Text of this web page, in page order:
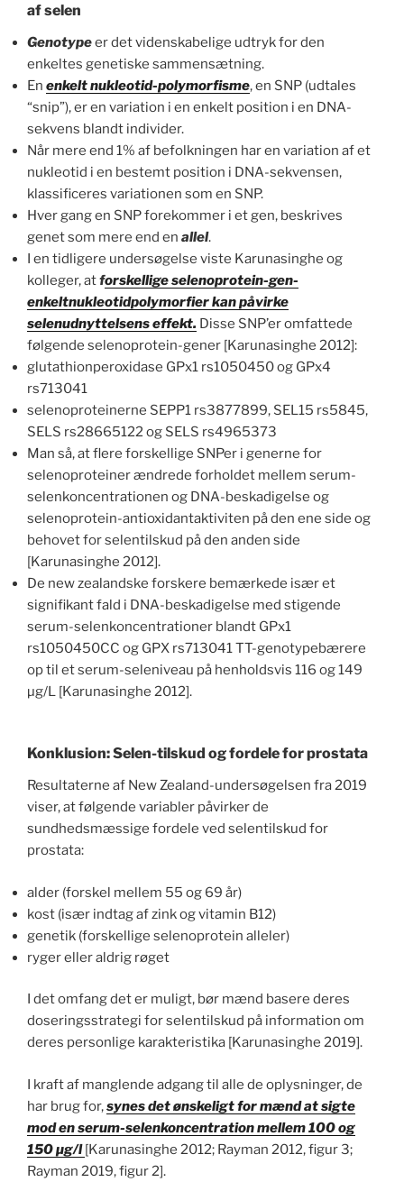
af selen
Genotypeer det videnskabelige udtryk for den
enkeltes genetiske sammensætning.
En enkelt nukleotid-polymorfisme, en SNP (udtales
“snip”), er en variation i en enkelt position i en DNA-
sekvens blandt individer.
Når mere end 1% af befolkningen har en variation af et
nukleotid i en bestemt position i DNA-sekvensen,
klassificeres variationen som en SNP.
Hver gang en SNP forekommer i et gen, beskrives
genet som mere end en allel.
I en tidligere undersøgelse viste Karunasinghe og
kolleger, atforskellige selenoprotein-gen-
enkeltnukleotidpolymorfier kan påvirke
selenudnyttelsens effekt. Disse SNP’er omfattede
følgende selenoprotein-gener [Karunasinghe 2012]:
glutathionperoxidase GPx1 rs1050450 og GPx4
rs713041
selenoproteinerne SEPP1 rs3877899, SEL15 rs5845,
SELS rs28665122 og SELS rs4965373
Man så, at flere forskellige SNPer i generne for
selenoproteiner ændrede forholdet mellem serum-
selenkoncentrationen og DNA-beskadigelse og
selenoprotein-antioxidantaktiviten på den ene side og
behovet for selentilskud på den anden side
[Karunasinghe 2012].
De new zealandske forskere bemærkede især et
signifikant fald i DNA-beskadigelse med stigende
serum-selenkoncentrationer blandt GPx1
rs1050450CC og GPX rs713041 TT-genotypebærere
op til et serum-seleniveau på henholdsvis 116 og 149
µg/L [Karunasinghe 2012].
Konklusion: Selen-tilskud og fordele for prostata
Resultaterne af New Zealand-undersøgelsen fra 2019
viser, at følgende variabler påvirker de
sundhedsmæssige fordele ved selentilskud for
prostata:
alder (forskel mellem 55 og 69 år)
kost (især indtag af zink og vitamin B12)
genetik (forskellige selenoprotein alleler)
ryger eller aldrig røget
I det omfang det er muligt, bør mænd basere deres
doseringsstrategi for selentilskud på information om
deres personlige karakteristika [Karunasinghe 2019].
I kraft af manglende adgang til alle de oplysninger, de
har brug for,synes det ønskeligt for mænd at sigte
mod en serum-selenkoncentration mellem 100 og
150 µg/l [Karunasinghe 2012; Rayman 2012, figur 3;
Rayman 2019, figur 2].